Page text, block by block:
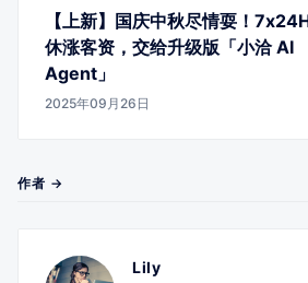
【上新】国庆中秋尽情耍！
休涨客资，交给升级版「小洽 AI
Agent」
2025年09月26日
作者 →
Lily